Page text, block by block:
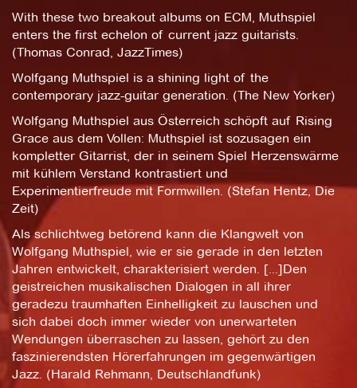
With these two breakout albums on ECM, Muthspiel
enters the first echelon of current jazz guitarists.
(Thomas Conrad, JazzTimes)
Wolfgang Muthspiel is a shining light of the
contemporary jazz-guitar generation. (The New Yorker)
Wolfgang Muthspiel aus Österreich schöpft auf Rising
Grace aus dem Vollen: Muthspiel ist sozusagen ein
kompletter Gitarrist, der in seinem Spiel Herzenswärme
mit kühlem Verstand kontrastiert und
Experimentierfreude mit Formwillen. (Stefan Hentz, Die
Zeit)
Als schlichtweg betörend kann die Klangwelt von
Wolfgang Muthspiel, wie er sie gerade in den letzten
Jahren entwickelt, charakterisiert werden. [...]Den
geistreichen musikalischen Dialogen in all ihrer
geradezu traumhaften Einhelligkeit zu lauschen und
sich dabei doch immer wieder von unerwarteten
Wendungen überraschen zu lassen, gehört zu den
faszinierendsten Hörerfahrungen im gegenwärtigen
Jazz. (Harald Rehmann, Deutschlandfunk)